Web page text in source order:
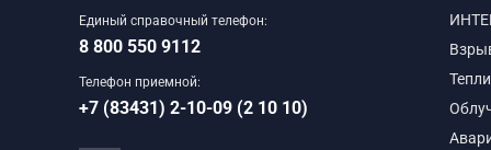
Единый справочный телефон:
8 800 550 9112
Телефон приемной:
+7 (83431) 2-10-09 (2 10 10)